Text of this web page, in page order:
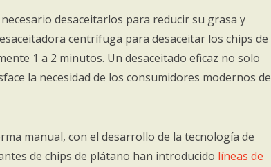
desaceitarlos para reducir su grasa y
centrífuga para desaceitar los chips de
1 a 2 minutos. Un desaceitado eficaz no solo
la necesidad de los consumidores modernos de
manual, con el desarrollo de la tecnología de
de chips de plátano han introducido líneas de